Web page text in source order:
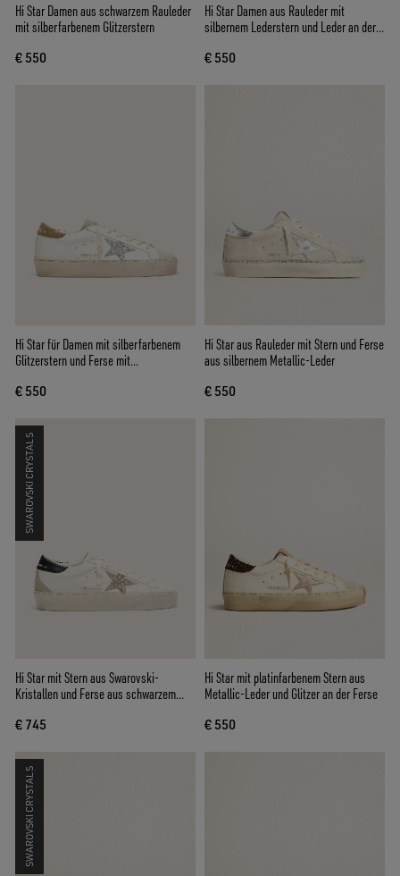
Hi Star Damen aus schwarzem Rauleder
mit silberfarbenem Glitzerstern
€ 550
Hi Star Damen aus Rauleder mit
silbernem Lederstern und Leder an der
€ 550
Hi Star für Damen mit silberfarbenem
Glitzerstern und Ferse mit
€ 550
Hi Star aus Rauleder mit Stern und Ferse
aus silbernem Metallic-Leder
€ 550
SWAROVSKI CRYSTALS
Hi Star mit Stern aus Swarovski-
Kristallen und Ferse aus schwarzem
€ 745
Hi Star mit platinfarbenem Stern aus
Metallic-Leder und Glitzer an der Ferse
€ 550
SWAROVSKI CRYSTALS